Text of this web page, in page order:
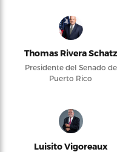
Thomas Rivera Schatz
Presidente del Senado de
Puerto Rico
Luisito Vigoreaux